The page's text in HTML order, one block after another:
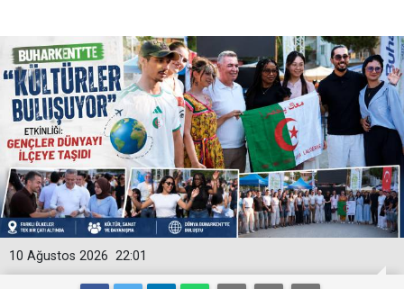
22:01
10 Ağustos 2026